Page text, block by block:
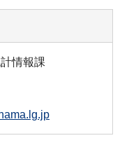
情報課